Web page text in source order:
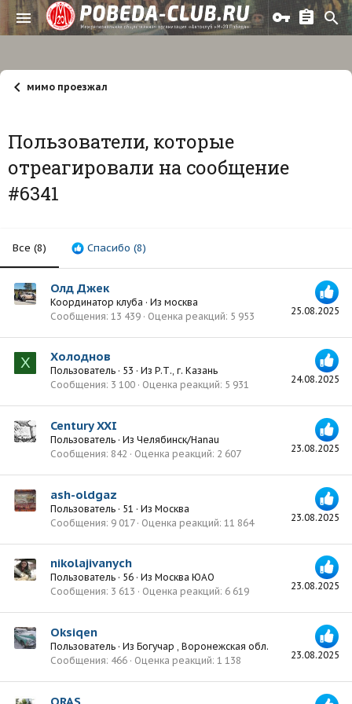
мимо проезжал
Пользователи, которые
отреагировали на сообщение
#6341
Все (8) Спасибо (8)
25.08.2025
Олд Джек
Координатор клуба · Из москва
Сообщения 13 439 Оценка реакций 5 953
Х
24.08.2025
Холоднов
Пользователь · 53 · Из Р.Т., г. Казань
Сообщения 3 100 Оценка реакций 5 931
23.08.2025
Century XXI
Пользователь · Из Челябинск/Hanau
Сообщения 842 Оценка реакций 2 607
23.08.2025
ash-oldgaz
Пользователь · 51 · Из Москва
Сообщения 9 017 Оценка реакций 11 864
23.08.2025
nikolajivanych
Пользователь · 56 · Из Москва ЮАО
Сообщения 3 613 Оценка реакций 6 619
23.08.2025
Oksiqen
Пользователь · Из Богучар , Воронежская обл.
Сообщения 466 Оценка реакций 1 138